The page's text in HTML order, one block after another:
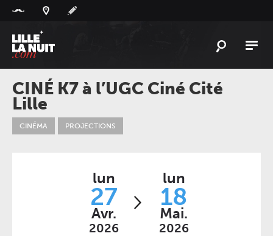
L'ACTU
L'AGENDA
LESLIEUX
CINÉ K7 à l’UGC Ciné Cité
Lille
CINÉMA PROJECTIONS
lun
27
Avr.
2026
lun
18
Mai.
2026
Panneau de gestion des cookies